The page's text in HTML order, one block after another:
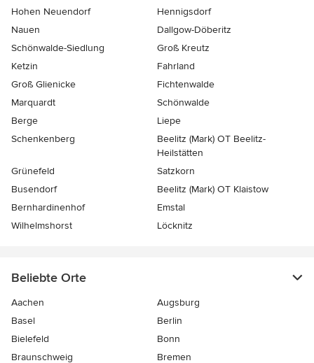
Hohen Neuendorf
Hennigsdorf
Nauen
Dallgow-Döberitz
Schönwalde-Siedlung
Groß Kreutz
Ketzin
Fahrland
Groß Glienicke
Fichtenwalde
Marquardt
Schönwalde
Berge
Liepe
Schenkenberg
Beelitz (Mark) OT Beelitz-
Heilstätten
Grünefeld
Satzkorn
Busendorf
Beelitz (Mark) OT Klaistow
Bernhardinenhof
Emstal
Wilhelmshorst
Löcknitz
Beliebte Orte
Aachen
Augsburg
Basel
Berlin
Bielefeld
Bonn
Braunschweig
Bremen